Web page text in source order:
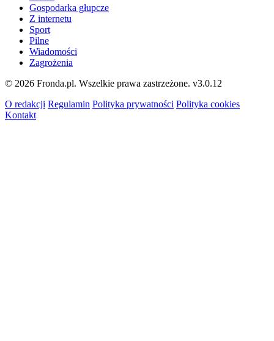
Gospodarka głupcze
Z internetu
Sport
Pilne
Wiadomości
Zagrożenia
© 2026 Fronda.pl. Wszelkie prawa zastrzeżone. v3.0.12
O redakcji Regulamin Polityka prywatności Polityka cookies
Kontakt